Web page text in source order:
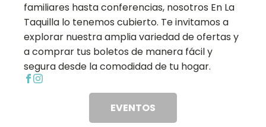
familiares hasta conferencias, nosotros En La
Taquilla lo tenemos cubierto. Te invitamos a
explorar nuestra amplia variedad de ofertas y
a comprar tus boletos de manera fácil y
segura desde la comodidad de tu hogar.
EVENTOS